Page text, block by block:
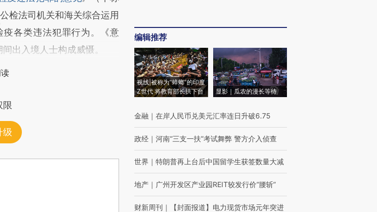
检法司机关和海关综合运用
各类违法犯罪行为。《意
出入境人士构成威慑。
限
级
编辑推荐
视线|被称为“蟑螂”的印度
Z世代 将教育部长拱下台
显影｜瓜农的漫长等待
金融 ｜ 在岸人民币兑美元汇率连日升破6.75
政经 ｜ 河南“三支一扶”考试舞弊 警方介入侦查
世界 ｜ 特朗普再上台后中国留学生获签数量大减
地产 ｜ 广州开发区产业园REIT较发行价“腰斩”
财新周刊 ｜ 【封面报道】电力现货市场元年突进